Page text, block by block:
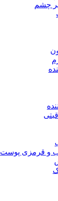
چشم
و قرمزی پوست